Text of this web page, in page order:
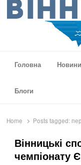
Головна
Новини
Блоги
Home Posts tagged:
Вінницькі
чемпіонату